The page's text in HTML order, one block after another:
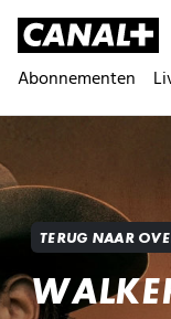
Abonnementen
TERUG NAAR